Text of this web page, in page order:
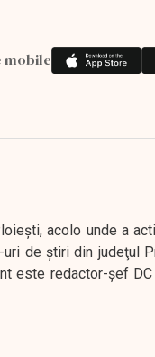
mobile
acolo unde a
de ştiri din judeţul
este redactor-şef